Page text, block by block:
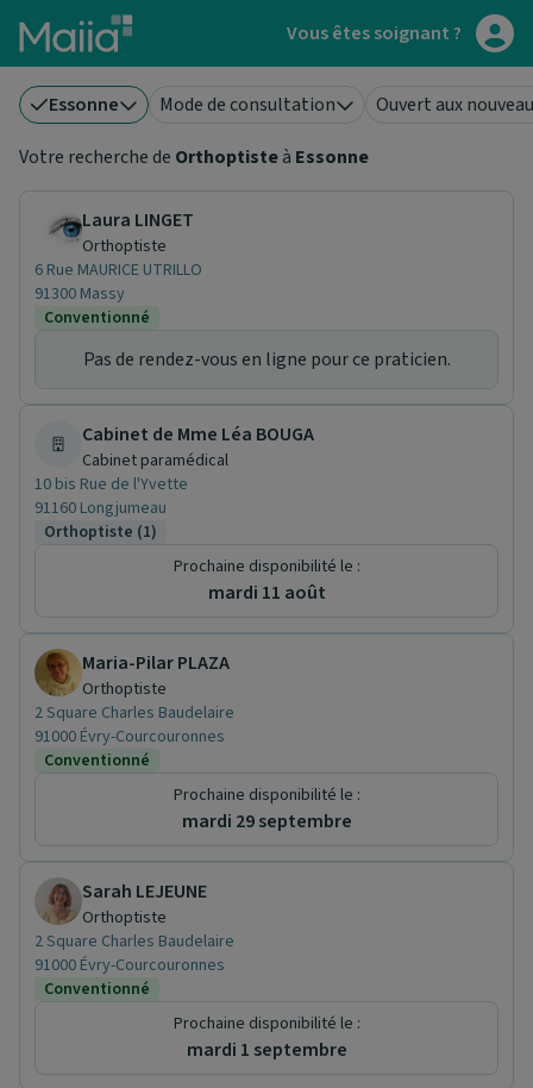
Aller au contenu principal Vous êtes soignant ?
Essonne Mode de consultation
Ouvert aux
Votre recherche de Orthoptisteà Essonne
Laura LINGET
Orthoptiste
6 Rue MAURICE UTRILLO
91300 Massy
Conventionné
Pas de rendez-vous en ligne pour ce praticien.
Cabinet de Mme Léa BOUGA
Cabinet paramédical
10 bis Rue de l'Yvette
91160 Longjumeau
Orthoptiste (1)
Prochaine disponibilité le :
mardi 11 août
Maria-Pilar PLAZA
Orthoptiste
2 Square Charles Baudelaire
91000 Évry-Courcouronnes
Conventionné
Prochaine disponibilité le :
mardi 29 septembre
Sarah LEJEUNE
Orthoptiste
2 Square Charles Baudelaire
91000 Évry-Courcouronnes
Conventionné
Prochaine disponibilité le :
mardi 1 septembre